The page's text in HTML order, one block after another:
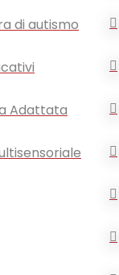
di autismo
Adattata